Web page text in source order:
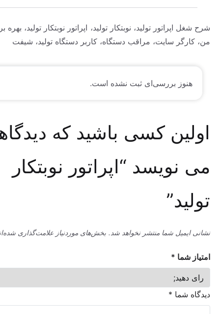
تولید، نوبتکار تولید، اپراتور نوبتکار تولید، بهره بردار، سایت
سایت، مراقب دستگاه، کاربر دستگاه تولید، شیفت
بررسی‌ای ثبت نشده است.
کسی باشید که دیدگاهی
“اپراتور نوبتکار
شما منتشر نخواهد شد. بخش‌های موردنیاز علامت‌گذاری شده‌اند*
*
*